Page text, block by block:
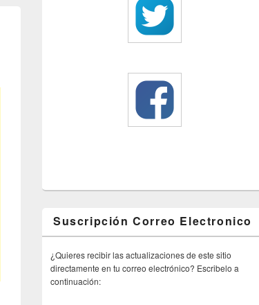
Suscripción Correo Electronico
¿Quieres recibir las actualizaciones de este sitio
directamente en tu correo electrónico? Escribelo a
continuación: